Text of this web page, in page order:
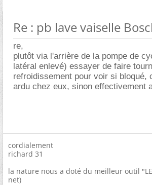
Re : pb lave vaiselle
re,
plutôt via l'arrière de la pompe de
latéral enlevé) essayer de faire
refroidissement pour voir si bloqué,
ardu chez eux, sinon effectivement
cordialement
richard 31
la nature nous a doté du meilleur outil "LE
net)